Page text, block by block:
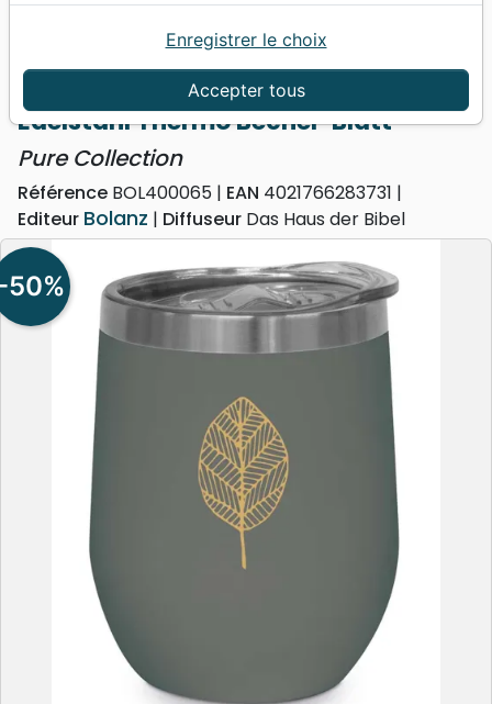
Objets cadeaux
Edelstahl Thermo Becher 'Blatt' - Pure Collection
Edelstahl Thermo Becher 'Blatt'
Pure Collection
Référence BOL400065 EAN 4021766283731
Editeur Bolanz Diffuseur Das Haus der Bibel
50%
Accepter tous
Enregistrer le choix